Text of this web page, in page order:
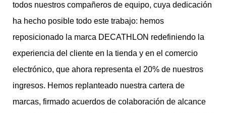
todos nuestros compañeros de equipo, cuya dedicación
ha hecho posible todo este trabajo: hemos
reposicionado la marca DECATHLON redefiniendo la
experiencia del cliente en la tienda y en el comercio
electrónico, que ahora representa el 20% de nuestros
ingresos. Hemos replanteado nuestra cartera de
marcas, firmado acuerdos de colaboración de alcance